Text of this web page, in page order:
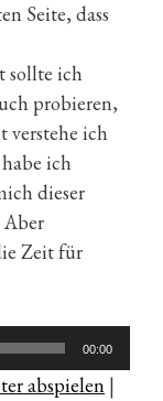
Seite, dass
sollte ich
probieren,
verstehe ich
ich
dieser
Aber
Zeit für
00:00
abspielen |